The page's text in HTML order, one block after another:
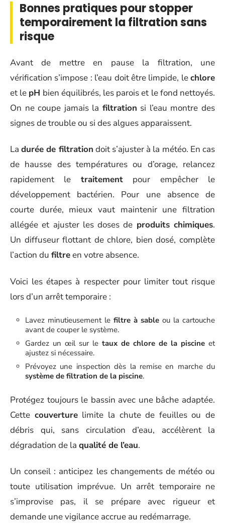
Bonnes pratiques pour stopper
temporairement la filtration sans
risque
Avant de mettre en pause la filtration, une
vérification s’impose : l’eau doit être limpide, lechlore
et le pH bien équilibrés, les parois et le fond nettoyés.
On ne coupe jamais la filtration si l’eau montre des
signes de trouble ou si des algues apparaissent.
Ladurée de filtration doit s’ajuster à la météo. En cas
de hausse des températures ou d’orage, relancez
rapidement le traitementpour empêcher le
développement bactérien. Pour une absence de
courte durée, mieux vaut maintenir une filtration
allégée et ajuster les doses de produits chimiques.
Un diffuseur flottant de chlore, bien dosé, complète
l’action du filtreen votre absence.
Voici les étapes à respecter pour limiter tout risque
lors d’un arrêt temporaire :
Lavez minutieusement le filtre à sable ou la cartouche
avant de couper le système.
Gardez un œil sur le taux de chlore de la piscine et
ajustez si nécessaire.
Prévoyez une inspection dès la remise en marche du
système de filtration de la piscine.
Protégez toujours le bassin avec une bâche adaptée.
Cette couverturelimite la chute de feuilles ou de
débris qui, sans circulation d’eau, accélèrent la
dégradation de la qualité de l’eau.
Un conseil : anticipez les changements de météo ou
toute utilisation imprévue. Un arrêt temporaire ne
s’improvise pas, il se prépare avec rigueur et
demande une vigilance accrue au redémarrage.